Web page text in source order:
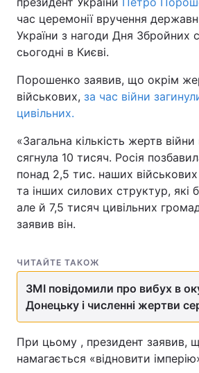
час церемонії вручення
України з нагоди Дня Збройних
сьогодні в Києві.
Порошенко заявив, що окрім
військових, за час війни
цивільних.
«Загальна кількість жертв
сягнула 10 тисяч. Росія
понад 2,5 тис. наших
та інших силових структур, які
але й 7,5 тисяч цивільних
заявив він.
ЧИТАЙТЕ ТАКОЖ
ЗМІ повідомили про вибух в
Донецьку і численні жертви
При цьому , президент заявив,
намагається «відновити